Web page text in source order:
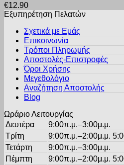
του
προϊόντος
έχει
πολλαπλές
επιλογές
μπορούν
επιλεγούν
σελίδα
€12.90
Εξυπηρέτηση Πελατών
Σχετικά με Εμάς
Επικοινωνία
Τρόποι Πληρωμής
Αποστολές-Επιστροφές
Όροι Χρήσης
Μεγεθολόγιο
Αναζήτηση Αποστολής
Blog
Ωράριο Λειτουργίας
Δευτέρα
9:00π.μ.–3:00μ.μ.
Τρίτη
9:00π.μ.–2:00μ.μ.
Τετάρτη
9:00π.μ.–3:00μ.μ.
Πέμπτη
9:00π.μ.–2:00μ.μ.